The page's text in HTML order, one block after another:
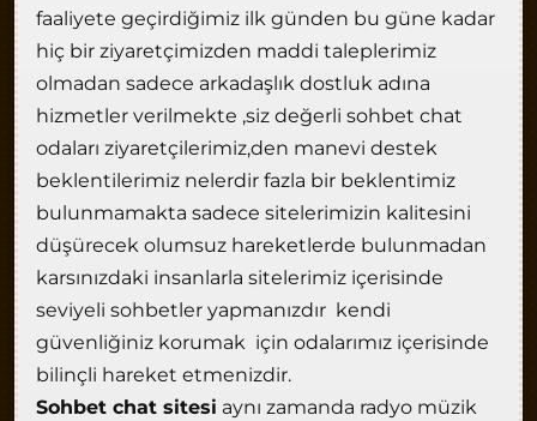
faaliyete geçirdiğimiz ilk günden bu güne kadar
hiç bir ziyaretçimizden maddi taleplerimiz
olmadan sadece arkadaşlık dostluk adına
hizmetler verilmekte ,siz değerli sohbet chat
odaları ziyaretçilerimiz,den manevi destek
beklentilerimiz nelerdir fazla bir beklentimiz
bulunmamakta sadece sitelerimizin kalitesini
düşürecek olumsuz hareketlerde bulunmadan
karsınızdaki insanlarla sitelerimiz içerisinde
seviyeli sohbetler yapmanızdır kendi
güvenliğiniz korumak için odalarımız içerisinde
bilinçli hareket etmenizdir.
Sohbet chat sitesi aynı zamanda radyo müzik